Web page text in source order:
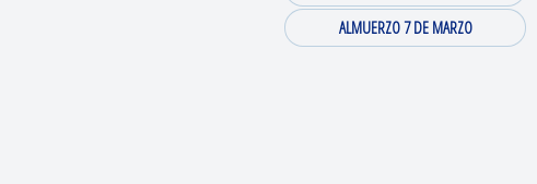
ALMUERZO 7 DE MARZO